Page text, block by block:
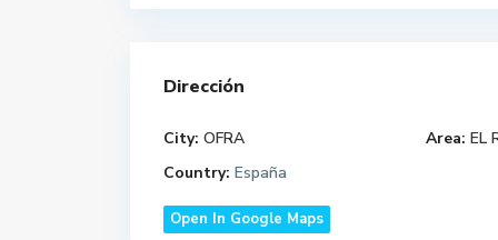
Dirección
City: OFRA Area: EL
Country: España
Open In Google Maps